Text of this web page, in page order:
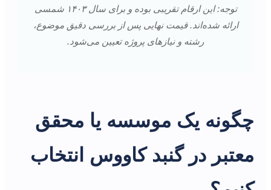
توجه: این ارقام تقریبی بوده و برای سال ۱۴۰۳ شمسی
ارائه شده‌اند. قیمت نهایی پس از بررسی دقیق موضوع،
رشته و نیازهای پروژه تعیین می‌شود.
چگونه یک موسسه یا محقق
معتبر در گنبد کاووس انتخاب